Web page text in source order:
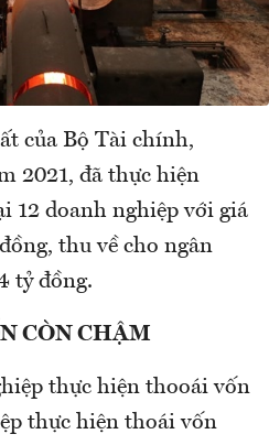
của Bộ Tài chính,
2021, đã thực hiện
12 doanh nghiệp với giá
thu về cho ngân
tỷ đồng.
CÒN CHẬM
thực hiện thooái vốn
thực hiện thoái vốn